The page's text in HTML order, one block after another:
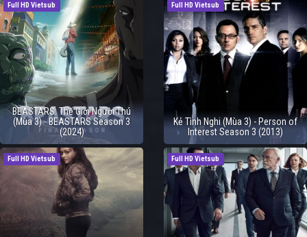
Full HD Vietsub
BEASTARS: Thế Giới Người Thú
(Mùa 3) - BEASTARS Season 3
(2024)
Full HD Vietsub
Kẻ Tình Nghi (Mùa 3) - Person of
Interest Season 3 (2013)
Full HD Vietsub Full HD Vietsub